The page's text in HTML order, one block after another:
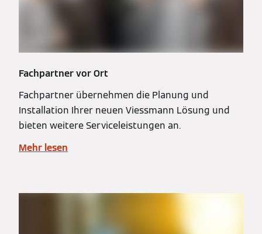
Fachpartner vor Ort
Fachpartner übernehmen die Planung und
Installation Ihrer neuen Viessmann Lösung und
bieten weitere Serviceleistungen an.
Mehr lesen